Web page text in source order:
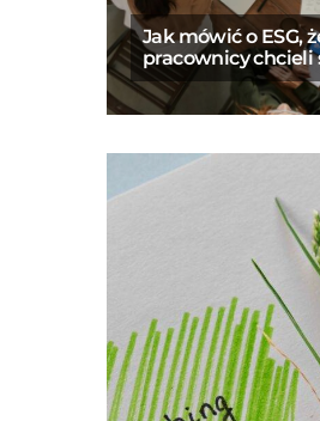
Jak mówić o ESG,
pracownicy chcieli